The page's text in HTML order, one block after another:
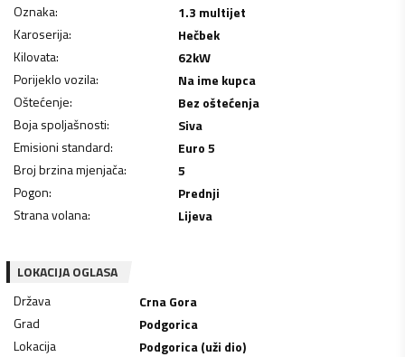
Oznaka:
1.3 multijet
Karoserija:
Hečbek
Kilovata: 62kW
Porijeklo vozila:
Na ime kupca
Oštećenje:
Bez oštećenja
Boja spoljašnosti:
Siva
Emisioni standard:
Euro 5
Broj brzina mjenjača:
5
Pogon:
Prednji
Strana volana: Lijeva
LOKACIJA OGLASA
Država
Crna Gora
Grad
Podgorica
Lokacija
Podgorica (uži dio)